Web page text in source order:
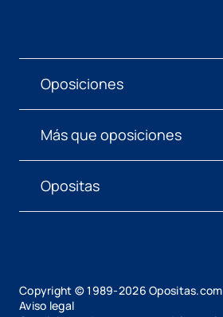
Oposiciones
Más que oposiciones
Opositas
Copyright © 1989-2026 Opositas.com
Aviso legal